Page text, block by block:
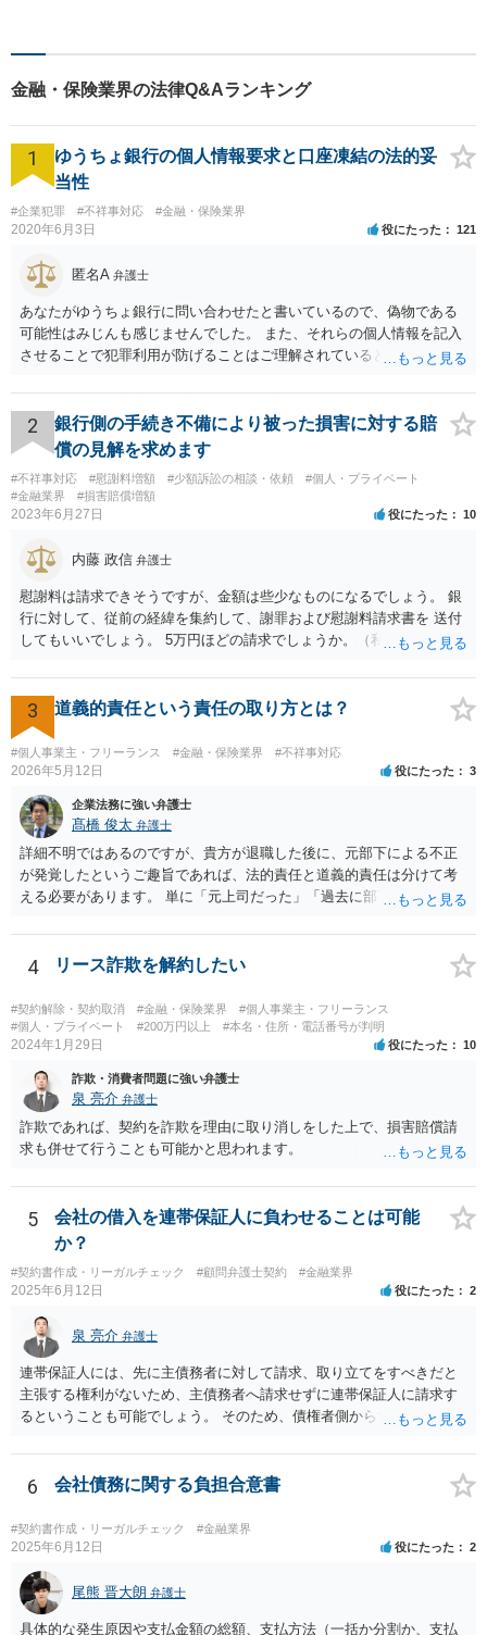
れています。 スピーディーか
理をモットーにしています。
金融・保険業界の法律Q&Aランキング
1
ゆうちょ銀行の個人情報要求と口座凍結の法的妥
当性
#企業犯罪 #不祥事対応 #金融・保険業界
2020年6月3日 役にたった 121
匿名A 弁護士
あなたがゆうちょ銀行に問い合わせたと書いているので、偽物である
可能性はみじんも感じませんでした。 また、それらの個人情報を記入
させることで犯罪利用が防げることはご理解されているとおりです。
士に同意を求めているだけです。 最初の回答では分かりづらかったの
かもしれませんが、質問にわかりやすく答えると「法的に許される」
が答えになります。 補足でアドバイスしておきますと、今私に反論し
てきたその内容をゆうちょ銀行にぶつければいいとおもいます。 もっ
とも、ぶつけられたゆうちょ銀行があなたと契約するかは法律上ゆう
ちょ銀行の自由です。
2
銀行側の手続き不備により被った損害に対する賠
償の見解を求めます
#不祥事対応 #慰謝料増額 #少額訴訟の相談・依頼
#個人・プライベート
#金融業界
#損害賠償増額
2023年6月27日 役にたった 10
内藤 政信 弁護士
慰謝料は請求できそうですが、金額は些少なものになるでしょう。 銀
行に対して、従前の経緯を集約して、謝罪および慰謝料請求書を 送付
してもいいでしょう。 5万円ほどの請求でしょうか。（私見）
3 道義的責任という責任の取り方とは？
#個人事業主・フリーランス #金融・保険業界 #不祥事対応
2026年5月12日 役にたった 3
企業法務に強い弁護士
髙橋 俊太 弁護士
詳細不明ではあるのですが、貴方が退職した後に、元部下による不正
が発覚したというご趣旨であれば、法的責任と道義的責任は分けて考
える必要があります。 単に「元上司だった」「過去に部下だった」と
りません。会社が貴方に損害賠償請求をするには、在職中の管理監督
義務違反、引継ぎの不備、不正の兆候を知りながら放置したことな
ど、具体的な義務違反と損害との因果関係を主張・立証する必要があ
ります。なお、在職中から会計処理や現金管理の不自然さを認識して
いた、部下に過度な権限を与えたまま放置していた、退職時に重要な
情報を引き継がなかった等の事情があれば、会社から問題視される可
能性はあるでしょう。 対応としては、まず会社から何を求められてい
るのかを明確にすることが重要です。謝罪、調査協力、金銭負担、始
末書提出など、求められている内容によって対応は異なります。不用
意に責任を認める文書を作成したり、損害負担を約束したりすること
は避けるべきです。一方で、在職中の業務内容、権限分掌、引継ぎ資
いる場合には、会社とのやり取りを保存し、弁護士に相談したうえで
対応なさった方がよいでしょう。
4 リース詐欺を解約したい
#契約解除・契約取消 #金融・保険業界
#個人事業主・フリーランス
#個人・プライベート
#200万円以上 #本名・住所・電話番号が判明
2024年1月29日 役にたった 10
詐欺・消費者問題に強い弁護士
泉 亮介 弁護士
詐欺であれば、契約を詐欺を理由に取り消しをした上で、損害賠償請
求も併せて行うことも可能かと思われます。
5
会社の借入を連帯保証人に負わせることは可能
か？
#契約書作成・リーガルチェック #顧問弁護士契約 #金融業界
2025年6月12日 役にたった 2
泉 亮介 弁護士
連帯保証人には、先に主債務者に対して請求、取り立てをすべきだと
主張する権利がないため、主債務者へ請求せずに連帯保証人に請求す
るということも可能でしょう。 そのため、債権者側からすれば、会社
求しても良いものとなります。
6 会社債務に関する負担合意書
#契約書作成・リーガルチェック #金融業界
2025年6月12日 役にたった 2
尾熊 晋大朗 弁護士
具体的な発生原因や支払金額の総額、支払方法（一括か分割か、支払